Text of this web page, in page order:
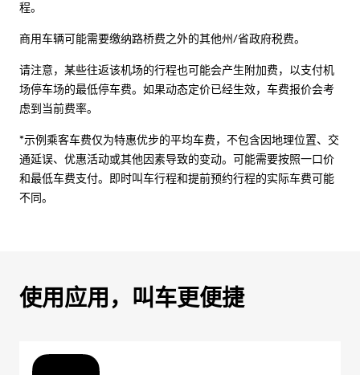
程。
商用车辆可能需要缴纳路桥费之外的其他州/省政府税费。
请注意，某些往返该机场的行程也可能会产生附加费，以支付机
场停车场的最低停车费。如果动态定价已经生效，车费报价会考
虑到当前费率。
*示例乘客车费仅为特惠优步的平均车费，不包含因地理位置、交
通延误、优惠活动或其他因素导致的变动。可能需要按照一口价
和最低车费支付。即时叫车行程和提前预约行程的实际车费可能
不同。
使用应用，叫车更便捷